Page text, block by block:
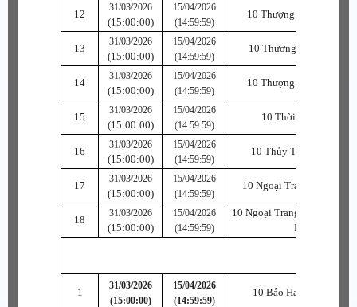
12
31/03/2026
(15:00:00)
15/04/2026
(14:59:59)
10 Thượng Thủy Khí Phù
13
31/03/2026
(15:00:00)
15/04/2026
(14:59:59)
10 Thượng Thủy Hộ Phù
14
31/03/2026
(15:00:00)
15/04/2026
(14:59:59)
10 Thượng Thủy Sức Phù
15
31/03/2026
(15:00:00)
15/04/2026
(14:59:59)
10 Thời Trang Phù
16
31/03/2026
(15:00:00)
15/04/2026
(14:59:59)
10 Thủy Tinh Phục Phù
17
31/03/2026
(15:00:00)
15/04/2026
(14:59:59)
10 Ngoại Trang Vũ Khí
18
31/03/2026
(15:00:00)
15/04/2026
(14:59:59)
10 Ngoại Trang Thủy Tinh
Phù
1
31/03/2026
(15:00:00)
15/04/2026
(14:59:59)
10 Bảo Hạp Hỏa Thiên